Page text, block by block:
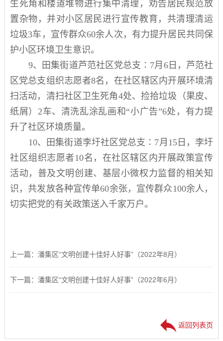
生死角和楼道堆物进行集中清理，劝告居民规范放
置杂物，并对小区居民进行宣传教育，共清理清运
垃圾3车，宣传群众60余人次 ，有力提升居民共同保
护小区环境卫生意识。
9、 田集街道芦范社区党总支 ∶ 7月 6日，芦范社
区党总支组织志愿者8名，在社区辖区内开展环境清
扫活动，清扫社区卫生死角4处、捡拾垃圾（果皮、
纸屑） 2车、清洗乱涂乱画和“小广告”6处，有力提
升了社区环境质量。
10、 田集街道李圩社区党总支 ∶ 7月 15日， 李圩
社区组织志愿者10名 ，在社区辖区内开展政策宣传
活动，普及文明创建、基层小微权力监督的相关知
识，共发放各种宣传单60余张， 宣传群众100余人，
切实把党的有关政策送入千家万户。
上一篇：潘集区“文明创建十佳好人好事”（2022年8月）
下一篇：潘集区“文明创建十佳好人好事”（2022年6月）
返回列表页